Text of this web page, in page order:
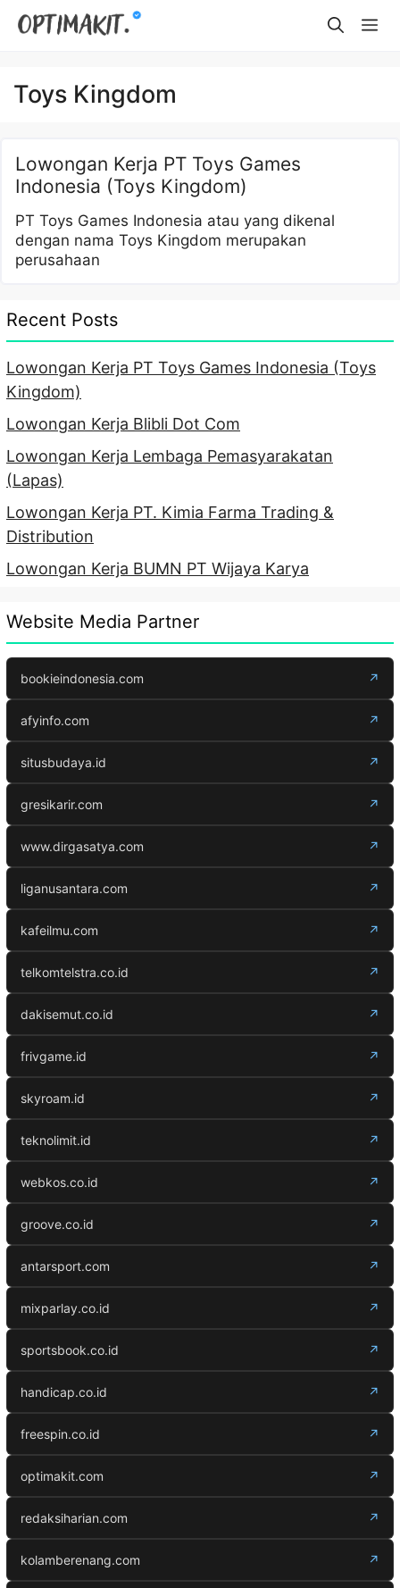
Skip
Toys Kingdom
Lowongan Kerja PT Toys Games
Indonesia (Toys Kingdom)
PT Toys Games Indonesia atau yang dikenal
dengan nama Toys Kingdom merupakan
perusahaan
Recent Posts
Lowongan Kerja PT Toys Games Indonesia (Toys
Kingdom)
Lowongan Kerja Blibli Dot Com
Lowongan Kerja Lembaga Pemasyarakatan
(Lapas)
Lowongan Kerja PT. Kimia Farma Trading &
Distribution
Lowongan Kerja BUMN PT Wijaya Karya
Website Media Partner
bookieindonesia.com ↗
afyinfo.com ↗
situsbudaya.id ↗
gresikarir.com ↗
www.dirgasatya.com ↗
liganusantara.com ↗
kafeilmu.com ↗
telkomtelstra.co.id ↗
dakisemut.co.id ↗
frivgame.id ↗
skyroam.id ↗
teknolimit.id ↗
webkos.co.id ↗
groove.co.id ↗
antarsport.com ↗
mixparlay.co.id ↗
sportsbook.co.id ↗
handicap.co.id ↗
freespin.co.id ↗
optimakit.com ↗
redaksiharian.com ↗
kolamberenang.com ↗